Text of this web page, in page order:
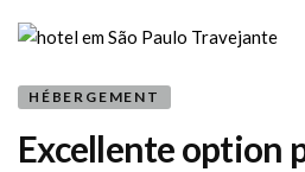
HÉBERGEMENT
Excellente option